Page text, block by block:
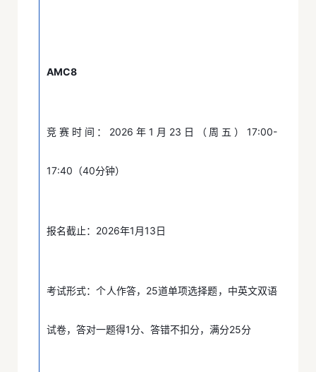
AMC8
竞赛时间：2026年1月23日（周五）17:00-
17:40（40分钟）
报名截止：2026年1月13日
考试形式：个人作答，25道单项选择题，中英文双语
试卷，答对一题得1分、答错不扣分，满分25分